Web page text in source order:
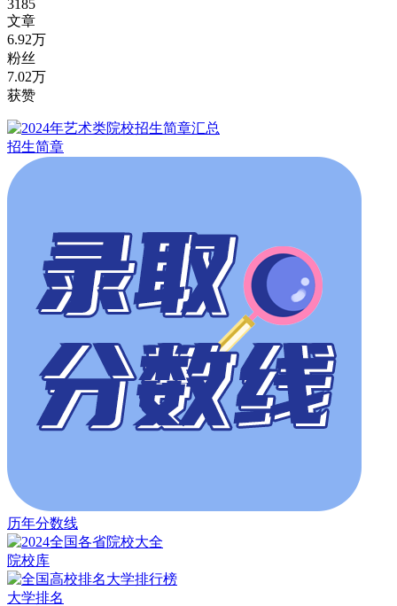
3185
文章
6.92万
粉丝
7.02万
获赞
招生简章
历年分数线
院校库
大学排名